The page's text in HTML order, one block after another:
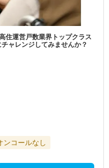
住運営戸数業界トップクラス
ャレンジしてみませんか？
ンコールなし